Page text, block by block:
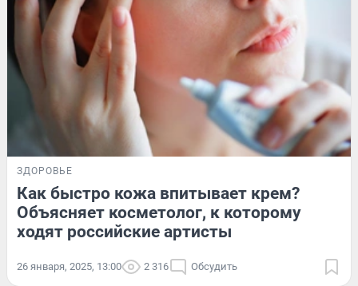
ЗДОРОВЬЕ
Как быстро кожа впитывает крем?
Объясняет косметолог, к которому
ходят российские артисты
26 января, 2025, 13:00 2 316 Обсудить